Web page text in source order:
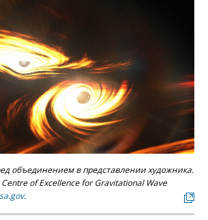
объединением в представлении художника.
of Excellence for Gravitational Wave
.